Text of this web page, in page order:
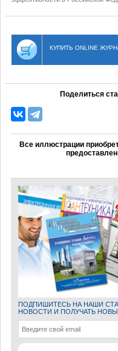
КУПИТЬ ONLINE
Поделиться
Все иллюстрации
ПОДПИШИТЕСЬ НА НАШИ
НОВОСТИ И ПОЛУЧАТЬ